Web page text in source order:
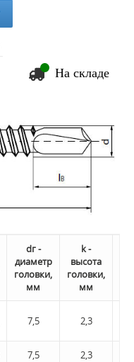
На складе
dг -
диаметр
головки,
мм
k -
высота
головки,
мм
7,5 2,3
7,5 2,3